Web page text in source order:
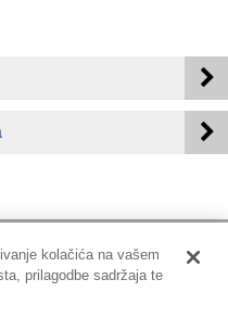
kolačića na vašem
prilagodbe sadržaja te